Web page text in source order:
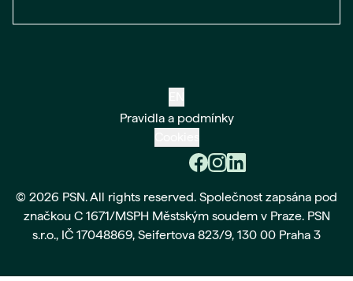
Pravidla a podmínky
© 2026 PSN. All rights reserved. Společnost zapsána pod
značkou C 1671/MSPH Městským soudem v Praze. PSN
s.r.o., IČ 17048869, Seifertova 823/9, 130 00 Praha 3